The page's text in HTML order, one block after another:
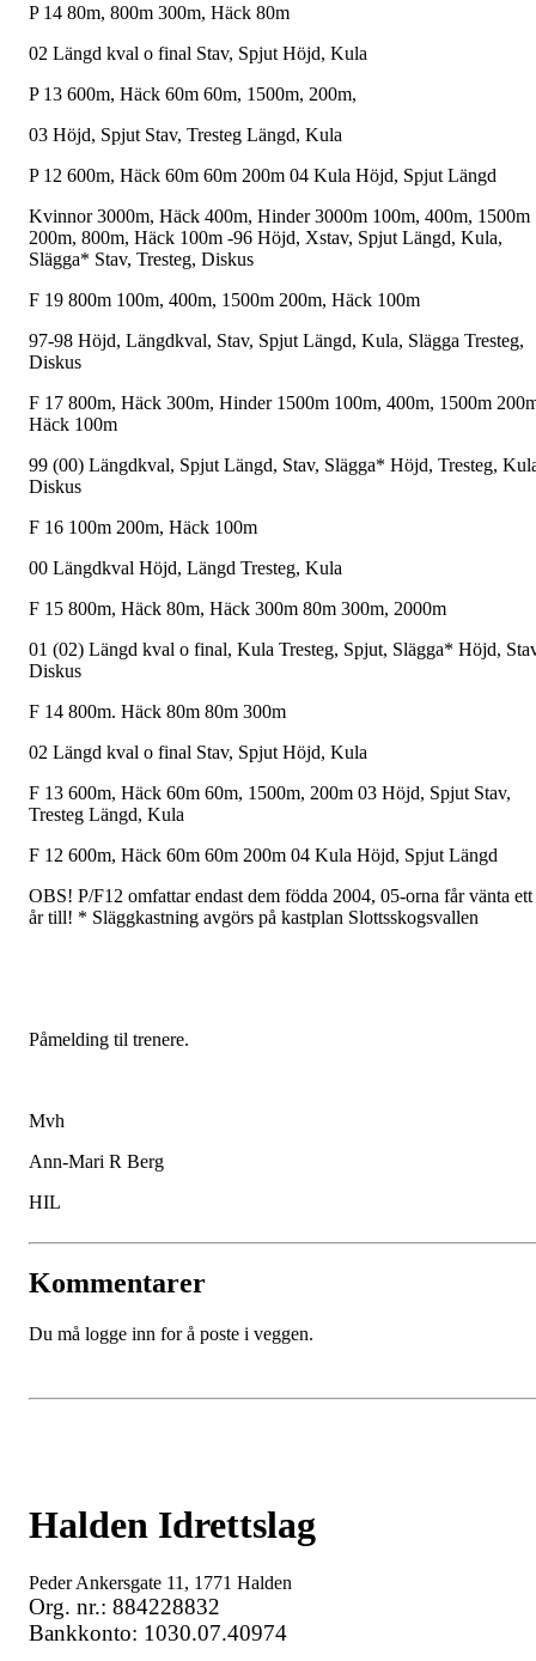
P 14 80m, 800m 300m, Häck 80m
02 Längd kval o final Stav, Spjut Höjd, Kula
P 13 600m, Häck 60m 60m, 1500m, 200m,
03 Höjd, Spjut Stav, Tresteg Längd, Kula
P 12 600m, Häck 60m 60m 200m 04 Kula Höjd, Spjut Längd
Kvinnor 3000m, Häck 400m, Hinder 3000m 100m, 400m, 1500m
200m, 800m, Häck 100m -96 Höjd, Xstav, Spjut Längd, Kula,
Slägga* Stav, Tresteg, Diskus
F 19 800m 100m, 400m, 1500m 200m, Häck 100m
97-98 Höjd, Längdkval, Stav, Spjut Längd, Kula, Slägga Tresteg,
Diskus
F 17 800m, Häck 300m, Hinder 1500m 100m, 400m, 1500m
Häck 100m
99 (00) Längdkval, Spjut Längd, Stav, Slägga* Höjd, Tresteg,
Diskus
F 16 100m 200m, Häck 100m
00 Längdkval Höjd, Längd Tresteg, Kula
F 15 800m, Häck 80m, Häck 300m 80m 300m, 2000m
01 (02) Längd kval o final, Kula Tresteg, Spjut, Slägga* Höjd,
Diskus
F 14 800m. Häck 80m 80m 300m
02 Längd kval o final Stav, Spjut Höjd, Kula
F 13 600m, Häck 60m 60m, 1500m, 200m 03 Höjd, Spjut Stav,
Tresteg Längd, Kula
F 12 600m, Häck 60m 60m 200m 04 Kula Höjd, Spjut Längd
OBS! P/F12 omfattar endast dem födda 2004, 05-orna får vänta ett
år till! * Släggkastning avgörs på kastplan Slottsskogsvallen
Påmelding til trenere.
Mvh
Ann-Mari R Berg
HIL
Kommentarer
Du må logge inn for å poste i veggen.
Halden Idrettslag
Peder Ankersgate 11, 1771 Halden
Org. nr.: 884228832
Bankkonto: 1030.07.40974